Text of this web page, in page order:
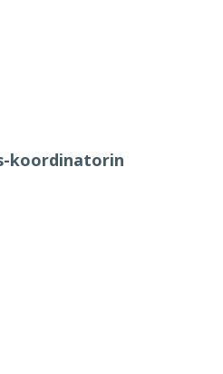
koordinatorin